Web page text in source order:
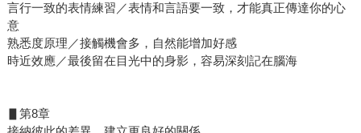
言行一致的表情練習／表情和言語要一致，才能真正傳達你的心
意
熟悉度原理／接觸機會多，自然能增加好感
時近效應／最後留在目光中的身影，容易深刻記在腦海
▋第8章